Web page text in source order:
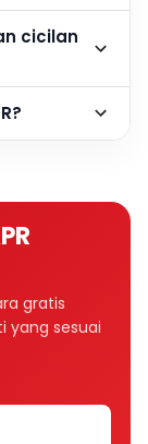
cicilan
gratis
yang sesuai